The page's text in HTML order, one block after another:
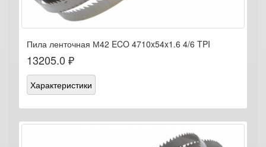
Пила ленточная М42 ECO 4710x54x1.6 4/6 TPI
13205.0 ₽
Характеристики